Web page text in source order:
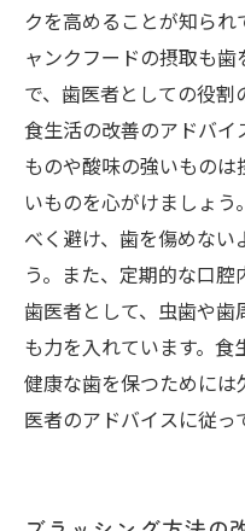
クを高めることが知ら
ャンクフードの摂取も
で、歯医者としての役割
食生活の改善のアドバイ
ものや酸味の強いもの
いものを心がけましょ
べく避け、歯を傷めない
う。また、定期的な口腔
歯医者として、虫歯や
も力を入れています。食
健康な歯を保つために
医者のアドバイスに従っ